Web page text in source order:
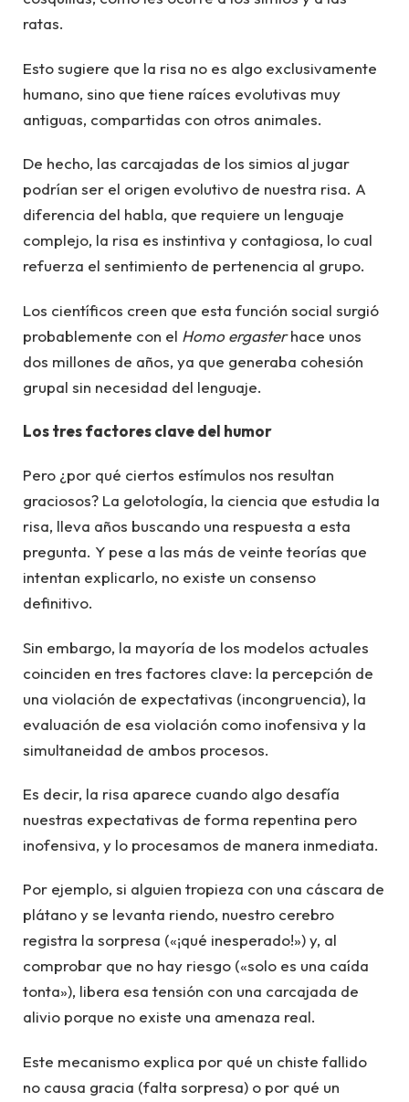
ratas.
Esto sugiere que la risa no es algo exclusivamente
humano, sino que tiene raíces evolutivas muy
antiguas, compartidas con otros animales.
De hecho, las carcajadas de los simios al jugar
podrían ser el origen evolutivo de nuestra risa. A
diferencia del habla, que requiere un lenguaje
complejo, la risa es instintiva y contagiosa, lo cual
refuerza el sentimiento de pertenencia al grupo.
Los científicos creen que esta función social surgió
probablemente con el Homo ergasterhace unos
dos millones de años, ya que generaba cohesión
grupal sin necesidad del lenguaje.
Los tres factores clave del humor
Pero ¿por qué ciertos estímulos nos resultan
graciosos? La gelotología, la ciencia que estudia la
risa, lleva años buscando una respuesta a esta
pregunta. Y pese a las más de veinte teorías que
intentan explicarlo, no existe un consenso
definitivo.
Sin embargo, la mayoría de los modelos actuales
coinciden en tres factores clave: la percepción de
una violación de expectativas (incongruencia), la
evaluación de esa violación como inofensiva y la
simultaneidad de ambos procesos.
Es decir, la risa aparece cuando algo desafía
nuestras expectativas de forma repentina pero
inofensiva, y lo procesamos de manera inmediata.
Por ejemplo, si alguien tropieza con una cáscara de
plátano y se levanta riendo, nuestro cerebro
registra la sorpresa («¡qué inesperado!») y, al
comprobar que no hay riesgo («solo es una caída
tonta»), libera esa tensión con una carcajada de
alivio porque no existe una amenaza real.
Este mecanismo explica por qué un chiste fallido
no causa gracia (falta sorpresa) o por qué un